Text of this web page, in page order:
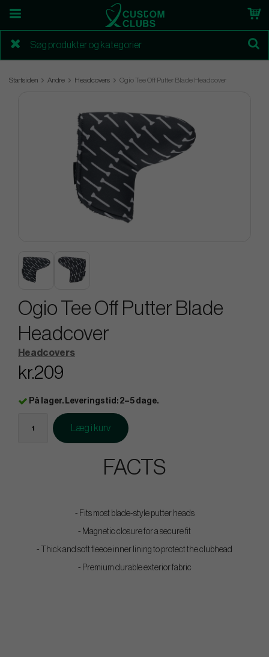
Startsiden Andre Headcovers Ogio Tee Off Putter Blade Headcover
Ogio Tee Off Putter Blade
Headcover
Headcovers
kr.209
På lager. Leveringstid: 2–5 dage.
Læg i kurv
FACTS
- Fits most blade-style putter heads
- Magnetic closure for a secure fit
- Thick and soft fleece inner lining to protect the clubhead
- Premium durable exterior fabric